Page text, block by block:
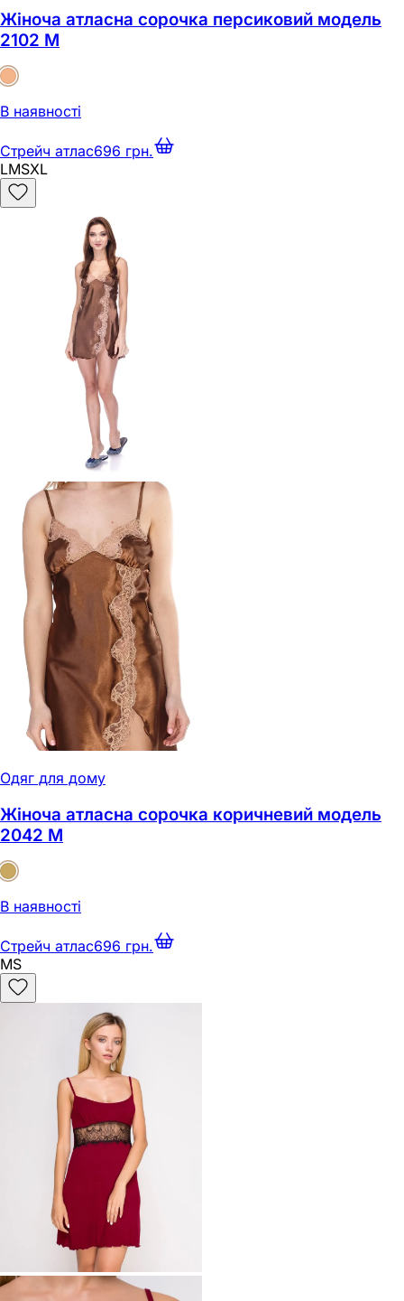
Жіноча атласна сорочка персиковий модель
2102 M
В наявності
Стрейч атлас696 грн.
LMSXL
Одяг для дому
Жіноча атласна сорочка коричневий модель
2042 M
В наявності
Стрейч атлас696 грн.
MS